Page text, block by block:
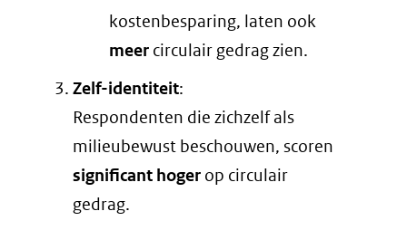
kostenbesparing, laten ook
meer circulair gedrag zien.
Zelf-identiteit:
Respondenten die zichzelf als
milieubewust beschouwen, scoren
significant hoger op circulair
gedrag.